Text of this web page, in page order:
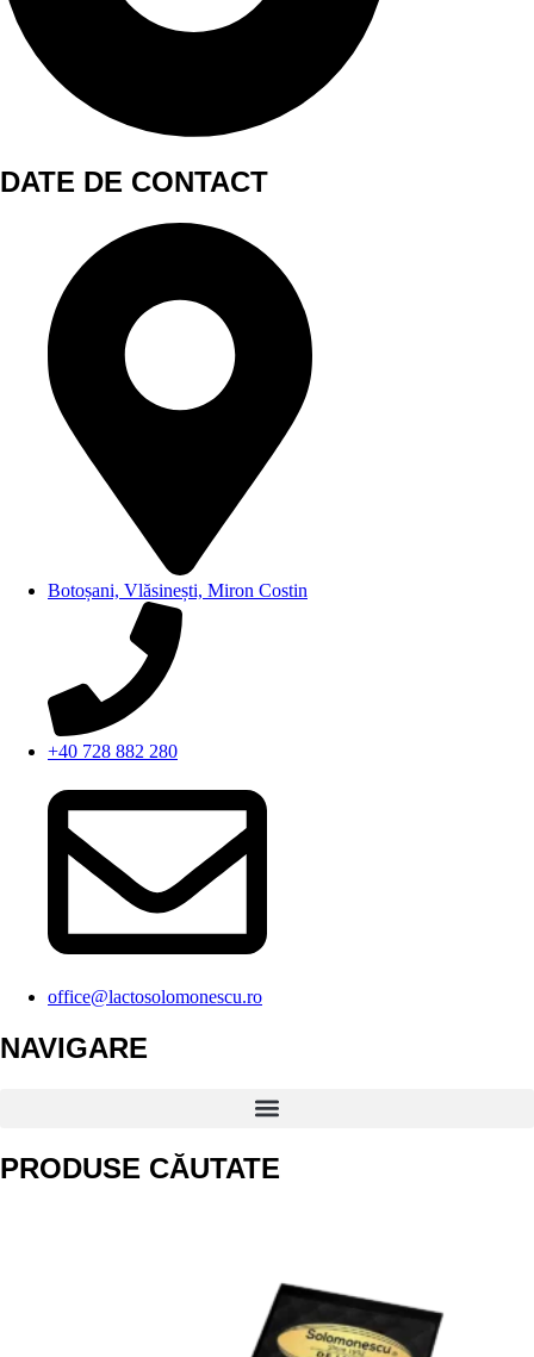
DATE DE CONTACT
Botoșani, Vlăsinești, Miron Costin
+40 728 882 280
office@lactosolomonescu.ro
NAVIGARE
PRODUSE CĂUTATE